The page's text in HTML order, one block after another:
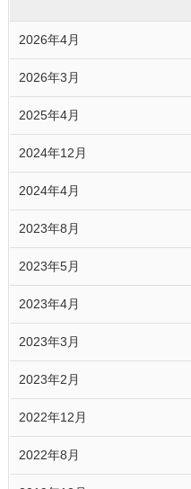
2026年4月
2026年3月
2025年4月
2024年12月
2024年4月
2023年8月
2023年5月
2023年4月
2023年3月
2023年2月
2022年12月
2022年8月